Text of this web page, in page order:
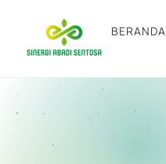
BERANDA